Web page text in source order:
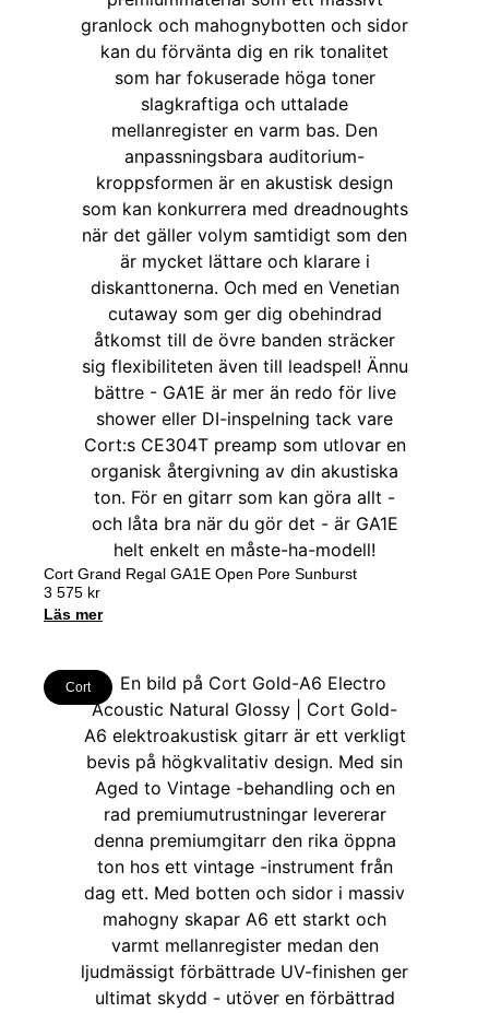
Cort Grand Regal GA1E Open Pore Sunburst
3 575 kr
Läs mer
Cort